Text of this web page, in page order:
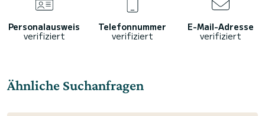
Personalausweis
verifiziert
Telefonnummer
verifiziert
E-Mail-Adresse
verifiziert
Ähnliche Suchanfragen